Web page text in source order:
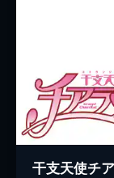
干支天使チ